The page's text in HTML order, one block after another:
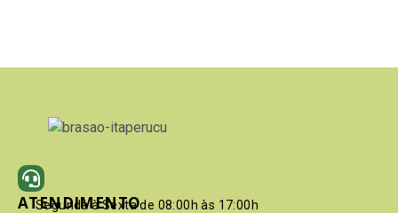
ATENDIMENTO
Segunda à Sexta de 08:00h às 17:00h